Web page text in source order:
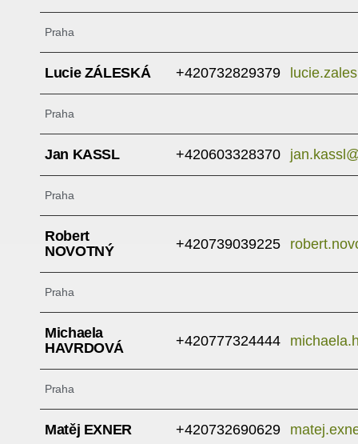
Praha
Lucie ZÁLESKÁ +420732829379
Praha
Jan KASSL +420603328370
Praha
Robert
NOVOTNÝ
+420739039225
Praha
Michaela
HAVRDOVÁ
+420777324444
Praha
Matěj EXNER +420732690629